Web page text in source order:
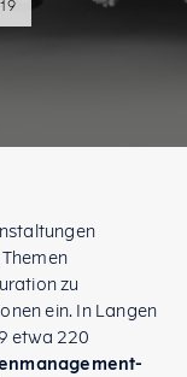
zu
ein. In Langen
etwa 220